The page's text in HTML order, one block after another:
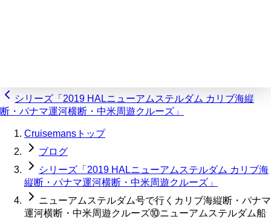
シリーズ「2019 HALニューアムステルダム カリブ海縦
断・パナマ運河横断・中米周遊クルーズ」
Cruisemansトップ
ブログ
シリーズ「2019 HALニューアムステルダム カリブ海
縦断・パナマ運河横断・中米周遊クルーズ」
ニューアムステルダム号で行くカリブ海縦断・パナマ
運河横断・中米周遊クルーズ⑩ニューアムステルダム船